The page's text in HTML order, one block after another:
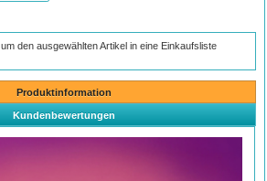
um den ausgewählten Artikel in eine Einkaufsliste
Produktinformation
Kundenbewertungen